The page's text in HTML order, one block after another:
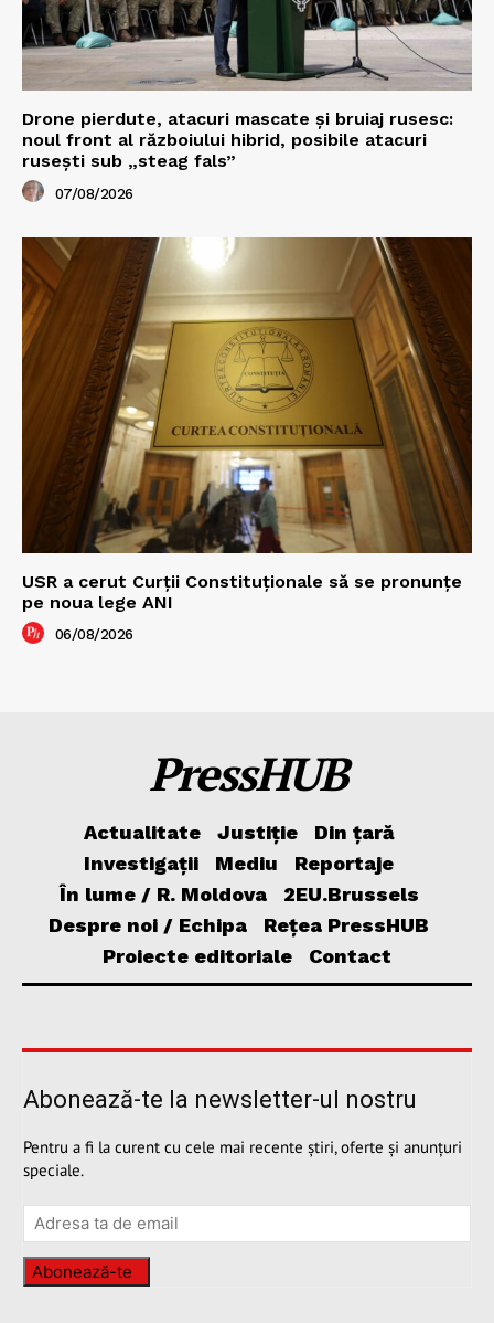
Drone pierdute, atacuri mascate și bruiaj rusesc:
noul front al războiului hibrid, posibile atacuri
rusești sub „steag fals”
07/08/2026
USR a cerut Curții Constituționale să se pronunțe
pe noua lege ANI
06/08/2026
PressHUB
Actualitate Justiție
Din țară
Investigații
Mediu
Reportaje
În lume / R. Moldova
2EU.Brussels
Despre noi / Echipa
Rețea PressHUB
Proiecte editoriale
Contact
Abonează-te la newsletter-ul nostru
Pentru a fi la curent cu cele mai recente știri, oferte și anunțuri
speciale.
Abonează-te